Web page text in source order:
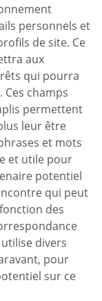
personnels et
de site. Ce
aux
qui pourra
champs
permettent
leur être
et mots
et utile pour
potentiel
qui peut
des
divers
pour
sur ce